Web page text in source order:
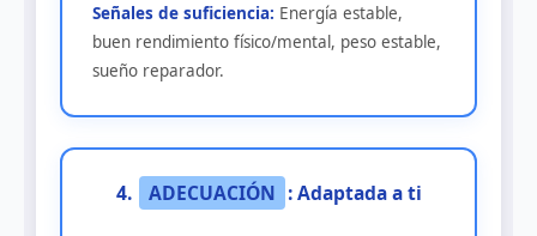
Señales de suficiencia: Energía estable,
buen rendimiento físico/mental, peso estable,
sueño reparador.
4. ADECUACIÓN : Adaptada a ti